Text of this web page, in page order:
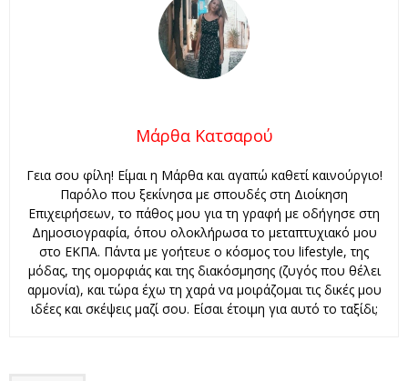
Μάρθα Κατσαρού
Γεια σου φίλη! Είμαι η Μάρθα και αγαπώ καθετί καινούργιο!
Παρόλο που ξεκίνησα με σπουδές στη Διοίκηση
Επιχειρήσεων, το πάθος μου για τη γραφή με οδήγησε στη
Δημοσιογραφία, όπου ολοκλήρωσα το μεταπτυχιακό μου
στο ΕΚΠΑ. Πάντα με γοήτευε ο κόσμος του lifestyle, της
μόδας, της ομορφιάς και της διακόσμησης (ζυγός που θέλει
αρμονία), και τώρα έχω τη χαρά να μοιράζομαι τις δικές μου
ιδέες και σκέψεις μαζί σου. Είσαι έτοιμη για αυτό το ταξίδι;